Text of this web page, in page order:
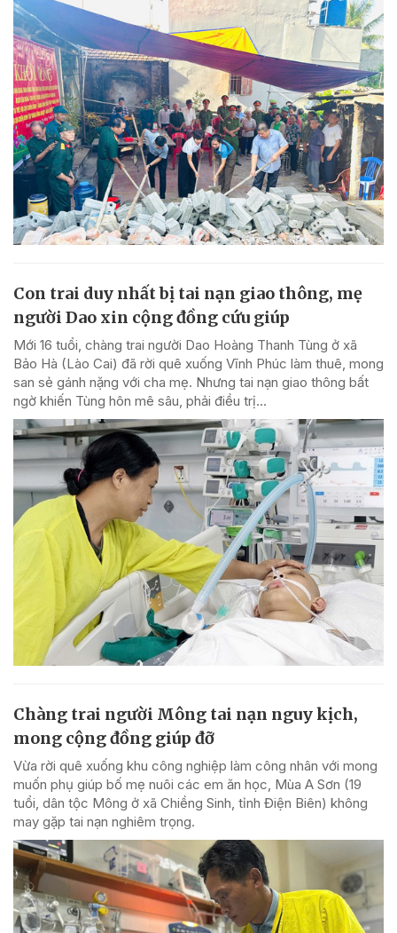
Con trai duy nhất bị tai nạn giao thông, mẹ
người Dao xin cộng đồng cứu giúp
Mới 16 tuổi, chàng trai người Dao Hoàng Thanh Tùng ở xã
Bảo Hà (Lào Cai) đã rời quê xuống Vĩnh Phúc làm thuê, mong
san sẻ gánh nặng với cha mẹ. Nhưng tai nạn giao thông bất
ngờ khiến Tùng hôn mê sâu, phải điều trị...
Chàng trai người Mông tai nạn nguy kịch,
mong cộng đồng giúp đỡ
Vừa rời quê xuống khu công nghiệp làm công nhân với mong
muốn phụ giúp bố mẹ nuôi các em ăn học, Mùa A Sơn (19
tuổi, dân tộc Mông ở xã Chiềng Sinh, tỉnh Điện Biên) không
may gặp tai nạn nghiêm trọng.